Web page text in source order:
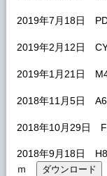
2019年7月18日
2019年2月12日
2019年1月21日
2018年11月5日
2018年10月29日
2018年9月18日
ｍ